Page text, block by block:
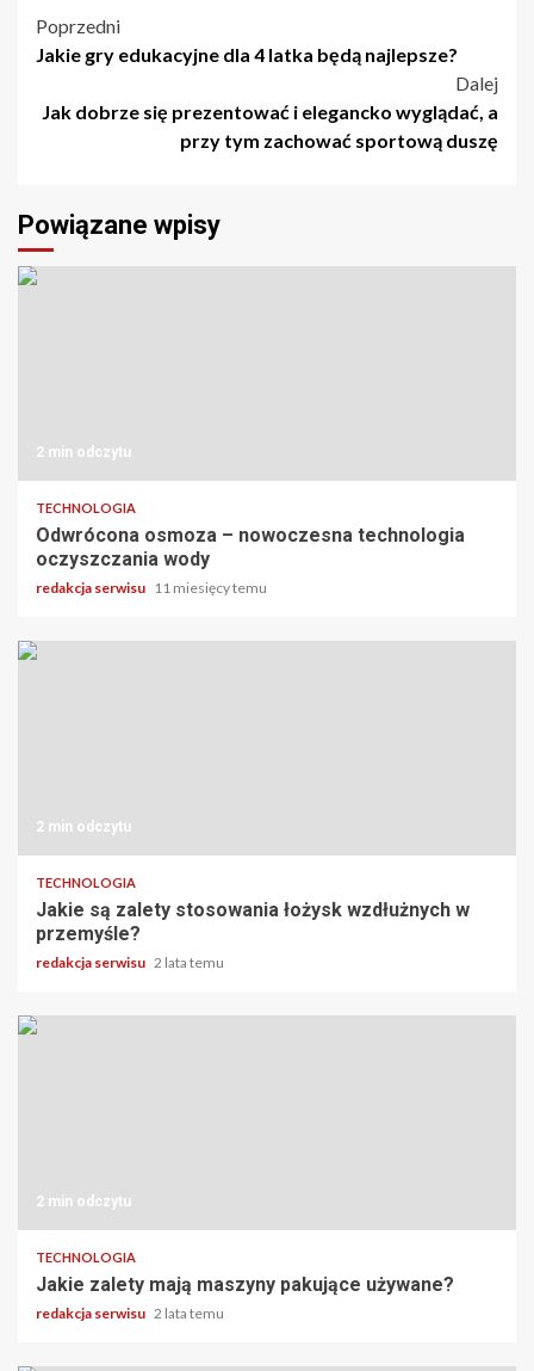
Nawigacja
Poprzedni
Jakie gry edukacyjne dla 4 latka będą najlepsze?
Dalej
Jak dobrze się prezentować i elegancko wyglądać, a
przy tym zachować sportową duszę
Powiązane wpisy
2 min odczytu
TECHNOLOGIA
Odwrócona osmoza – nowoczesna technologia
oczyszczania wody
redakcja serwisu 11 miesięcy temu
2 min odczytu
TECHNOLOGIA
Jakie są zalety stosowania łożysk wzdłużnych w
przemyśle?
redakcja serwisu 2 lata temu
2 min odczytu
TECHNOLOGIA
Jakie zalety mają maszyny pakujące używane?
redakcja serwisu 2 lata temu